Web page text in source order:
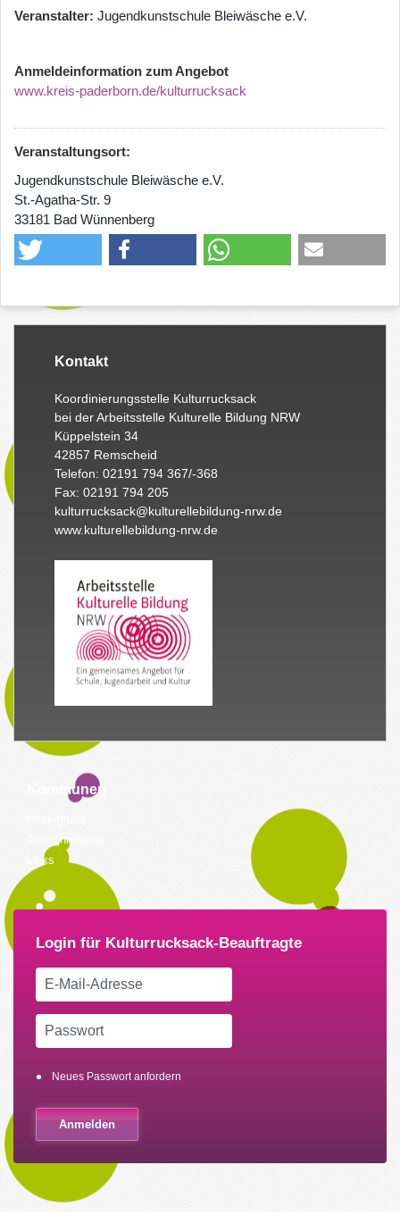
Veranstalter Jugendkunstschule Bleiwäsche e.V.
Anmeldeinformation zum Angebot
www.kreis-paderborn.de/kulturrucksack
Veranstaltungsort:
Jugendkunstschule Bleiwäsche e.V.
St.-Agatha-Str. 9
33181 Bad Wünnenberg
Kontakt
Koordinierungsstelle Kulturrucksack
bei der Arbeitsstelle Kulturelle Bildung NRW
Küppelstein 34
42857 Remscheid
Telefon: 02191 794 367/-368
Fax: 02191 794 205
kulturrucksack@kulturellebildung-nrw.de
www.kulturellebildung-nrw.de
Kommunen
Ausschreibung
Links
Neues Passwort anfordern